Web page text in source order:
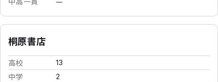
桐原書店
高校 13
中学 2